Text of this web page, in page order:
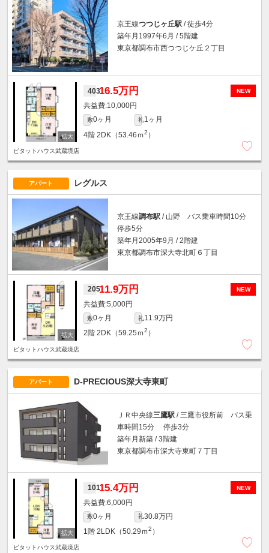
京王線つつじヶ丘駅 / 徒歩4分
築年月1997年6月 / 5階建
東京都調布市西つつじケ丘２丁目
NEW
40316.5万円
10,000円
敷0ヶ月 礼1ヶ月
4階 2DK（53.46ｍ2 ）
ピタットハウス武蔵境店
アパート レグルス
京王線調布駅 / 山野 バス乗車時間10分
停歩5分
築年月2005年9月 / 2階建
東京都調布市深大寺北町６丁目
NEW
20511.9万円
5,000円
敷0ヶ月 礼11.9万円
2階 2DK（59.25ｍ2 ）
ピタットハウス武蔵境店
アパート D-PRECIOUS深大寺東町
ＪＲ中央線三鷹駅 / 三鷹市役所前 バス乗
車時間15分 停歩3分
築年月新築 / 3階建
東京都調布市深大寺東町７丁目
NEW
10115.4万円
6,000円
敷0ヶ月 礼30.8万円
1階 2LDK（50.29ｍ2 ）
ピタットハウス武蔵境店